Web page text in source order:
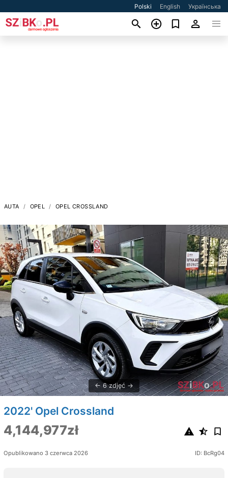
Polski English Українська
AUTA OPEL OPEL CROSSLAND
6 zdjęć
2022' Opel Crossland
4,144,977zł
Opublikowano 3 czerwca 2026 ID: BcRg04